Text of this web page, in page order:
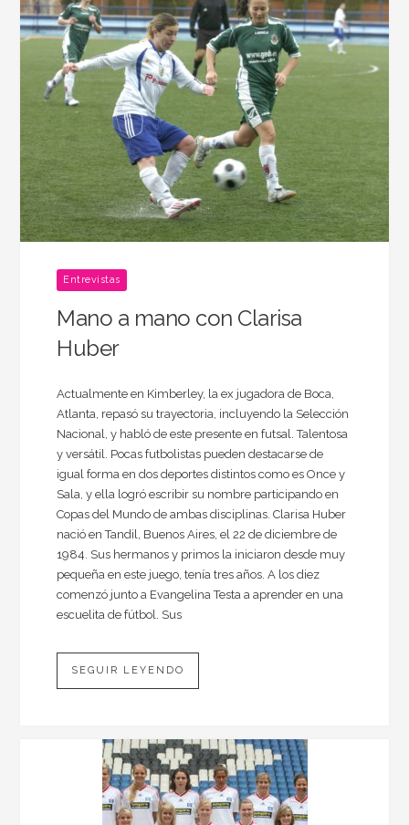
Entrevistas
Mano a mano con Clarisa
Huber
Actualmente en Kimberley, la ex jugadora de Boca,
Atlanta, repasó su trayectoria, incluyendo la Selección
Nacional, y habló de este presente en futsal. Talentosa
y versátil. Pocas futbolistas pueden destacarse de
igual forma en dos deportes distintos como es Once y
Sala, y ella logró escribir su nombre participando en
Copas del Mundo de ambas disciplinas. Clarisa Huber
nació en Tandil, Buenos Aires, el 22 de diciembre de
1984. Sus hermanos y primos la iniciaron desde muy
pequeña en este juego, tenía tres años. A los diez
comenzó junto a Evangelina Testa a aprender en una
escuelita de fútbol. Sus
SEGUIR LEYENDO